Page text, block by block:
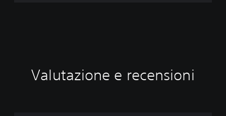
Valutazione e recensioni